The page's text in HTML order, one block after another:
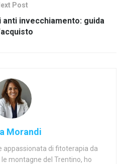
Post
invecchiamento: guida
Morandi
appassionata di fitoterapia da
montagne del Trentino, ho